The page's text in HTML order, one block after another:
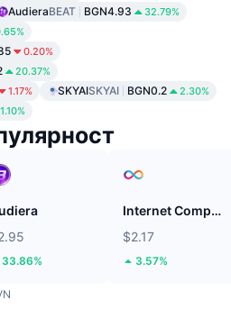
AudieraBEAT BGN4.93 32.79%
0.20%
20.37%
1.17% SKYAISKYAI BGN0.2 2.30%
1.10%
33.86%
Internet Computer
$2.17
3.57%